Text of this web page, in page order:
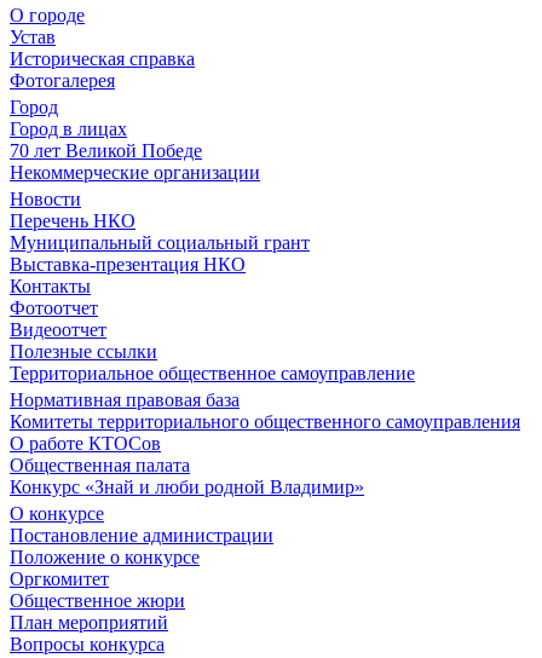
О городе
Устав
Историческая справка
Фотогалерея
Город
Город в лицах
70 лет Великой Победе
Некоммерческие организации
Новости
Перечень НКО
Муниципальный социальный грант
Выставка-презентация НКО
Контакты
Фотоотчет
Видеоотчет
Полезные ссылки
Территориальное общественное самоуправление
Нормативная правовая база
Комитеты территориального общественного самоуправления
О работе КТОСов
Общественная палата
Конкурс «Знай и люби родной Владимир»
О конкурсе
Постановление администрации
Положение о конкурсе
Оргкомитет
Общественное жюри
План мероприятий
Вопросы конкурса